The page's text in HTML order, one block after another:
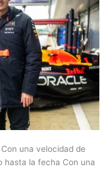
una velocidad de
hasta la fecha Con una